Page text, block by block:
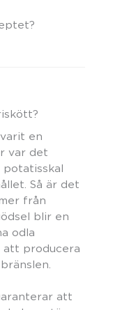
en
var det
Så är det
från
blir en
odla
att producera
att